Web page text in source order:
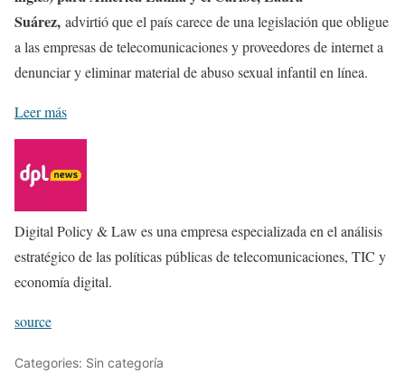
Suárez, advirtió que el país carece de una legislación que obligue
a las empresas de telecomunicaciones y proveedores de internet a
denunciar y eliminar material de abuso sexual infantil en línea.
Leer más
Digital Policy & Law es una empresa especializada en el análisis
estratégico de las políticas públicas de telecomunicaciones, TIC y
economía digital.
source
Categories: Sin categoría